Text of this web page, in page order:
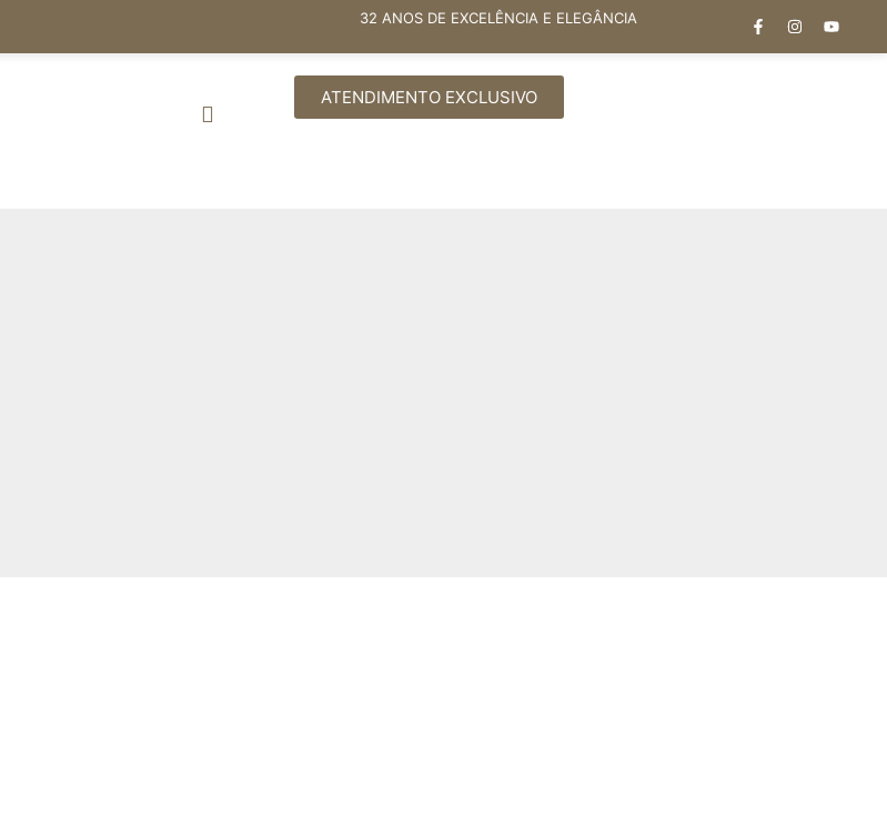
32 ANOS DE EXCELÊNCIA E ELEGÂNCIA
ATENDIMENTO EXCLUSIVO